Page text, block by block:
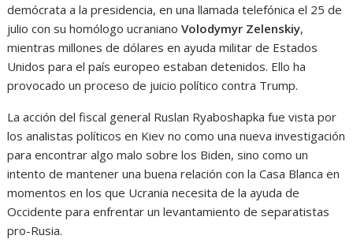
demócrata a la presidencia, en una llamada telefónica el 25 de
julio con su homólogo ucranianoVolodymyr Zelenskiy,
mientras millones de dólares en ayuda militar de Estados
Unidos para el país europeo estaban detenidos. Ello ha
provocado un proceso de juicio político contra Trump.
La acción del fiscal general Ruslan Ryaboshapka fue vista por
los analistas políticos en Kiev no como una nueva investigación
para encontrar algo malo sobre los Biden, sino como un
intento de mantener una buena relación con la Casa Blanca en
momentos en los que Ucrania necesita de la ayuda de
Occidente para enfrentar un levantamiento de separatistas
pro-Rusia.